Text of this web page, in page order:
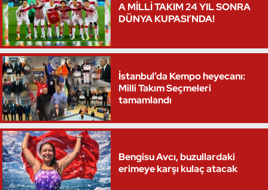
A MİLLİ TAKIM 24 YIL SONRA
DÜNYA KUPASI’NDA!
İstanbul’da Kempo heyecanı:
Milli Takım Seçmeleri
tamamlandı
Bengisu Avcı, buzullardaki
erimeye karşı kulaç atacak